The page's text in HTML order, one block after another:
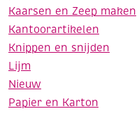
Kaarsen en Zeep maken
Kantoorartikelen
Knippen en snijden
Lijm
Nieuw
Papier en Karton